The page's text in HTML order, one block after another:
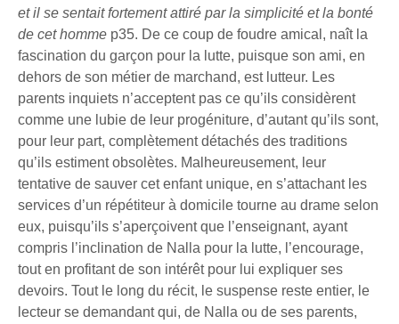
et il se sentait fortement attiré par la simplicité et la bonté
de cet homme p35. De ce coup de foudre amical, naît la
fascination du garçon pour la lutte, puisque son ami, en
dehors de son métier de marchand, est lutteur. Les
parents inquiets n’acceptent pas ce qu’ils considèrent
comme une lubie de leur progéniture, d’autant qu’ils sont,
pour leur part, complètement détachés des traditions
qu’ils estiment obsolètes. Malheureusement, leur
tentative de sauver cet enfant unique, en s’attachant les
services d’un répétiteur à domicile tourne au drame selon
eux, puisqu’ils s’aperçoivent que l’enseignant, ayant
compris l’inclination de Nalla pour la lutte, l’encourage,
tout en profitant de son intérêt pour lui expliquer ses
devoirs. Tout le long du récit, le suspense reste entier, le
lecteur se demandant qui, de Nalla ou de ses parents,